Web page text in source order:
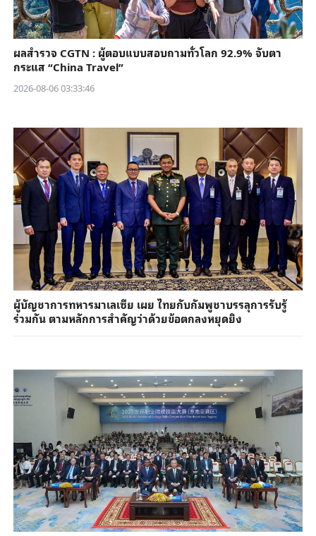
ผลสำรวจ CGTN : ผู้ตอบแบบสอบถามทั่วโลก 92.9% จับตา
กระแส “China Travel”
2026-08-06 03:33:46
ผู้บัญชาการทหารมาเลเซีย เผย ไทยกับกัมพูชาบรรลุการรับรู้
ร่วมกัน ตามหลักการสำคัญว่าด้วยข้อตกลงหยุดยิง